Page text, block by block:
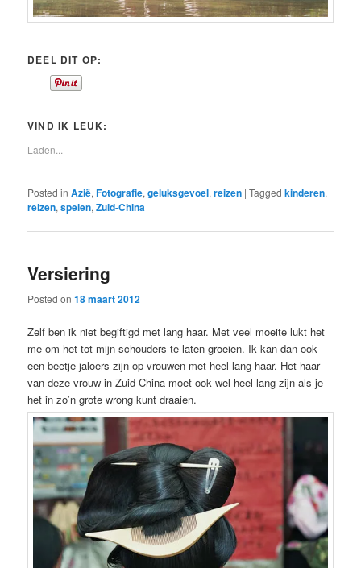
DEEL DIT OP:
VIND IK LEUK:
Laden...
Posted in Azië,Fotografie,geluksgevoel,reizen |Tagged kinderen,
reizen,spelen,Zuid-China
Versiering
Posted on18 maart 2012
Zelf ben ik niet begiftigd met lang haar. Met veel moeite lukt het
me om het tot mijn schouders te laten groeien. Ik kan dan ook
een beetje jaloers zijn op vrouwen met heel lang haar. Het haar
van deze vrouw in Zuid China moet ook wel heel lang zijn als je
het in zo’n grote wrong kunt draaien.